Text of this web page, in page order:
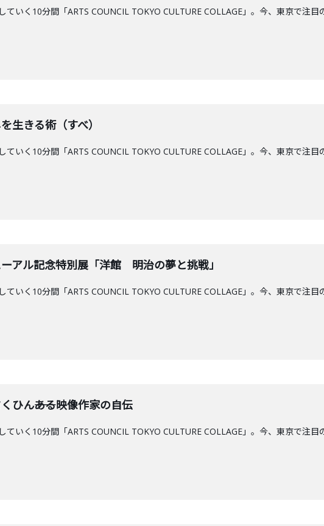
ていく10分間「ARTS COUNCIL TOKYO CULTURE COLLAGE」。今、東京で注
きる術（すべ）
ていく10分間「ARTS COUNCIL TOKYO CULTURE COLLAGE」。今、東京で注
アル記念特別展「洋館 明治の夢と挑戦」
ていく10分間「ARTS COUNCIL TOKYO CULTURE COLLAGE」。今、東京で注
ん――ある映像作家の自伝
ていく10分間「ARTS COUNCIL TOKYO CULTURE COLLAGE」。今、東京で注